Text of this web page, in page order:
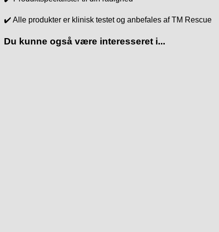
✔️ Alle produkter er klinisk testet og anbefales af TM Rescue
Du kunne også være interesseret i...